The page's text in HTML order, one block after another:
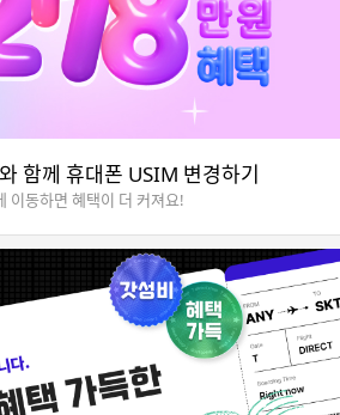
함께 휴대폰 USIM 변경하기
이동하면 혜택이 더 커져요!